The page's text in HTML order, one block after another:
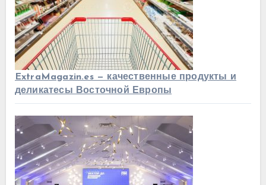
ExtraMagazin.es — качественные продукты и
деликатесы Восточной Европы